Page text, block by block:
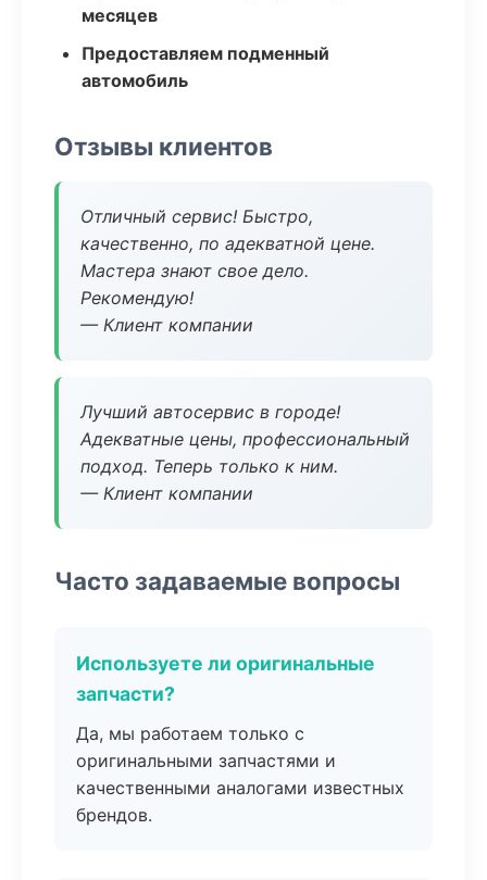
месяцев
Предоставляем подменный
автомобиль
Отзывы клиентов
Отличный сервис! Быстро,
качественно, по адекватной цене.
Мастера знают свое дело.
Рекомендую!
— Клиент компании
Лучший автосервис в городе!
Адекватные цены, профессиональный
подход. Теперь только к ним.
— Клиент компании
Часто задаваемые вопросы
Используете ли оригинальные
запчасти?
Да, мы работаем только с
оригинальными запчастями и
качественными аналогами известных
брендов.